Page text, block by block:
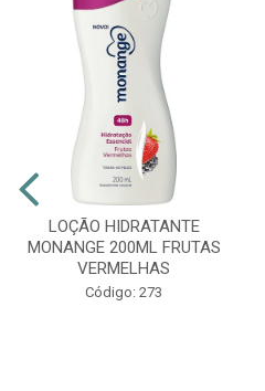
LOÇÃO HIDRATANTE
MONANGE 200ML FRUTAS
VERMELHAS
Código: 273